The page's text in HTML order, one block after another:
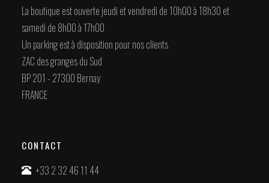
La boutique est ouverte jeudi et vendredi de 10h00 à 18h30 et
samedi de 8h00 à 17h00
Un parking est à disposition pour nos clients
ZAC des granges du Sud
BP 201 - 27300 Bernay
FRANCE
CONTACT
+33 2 32 46 11 44